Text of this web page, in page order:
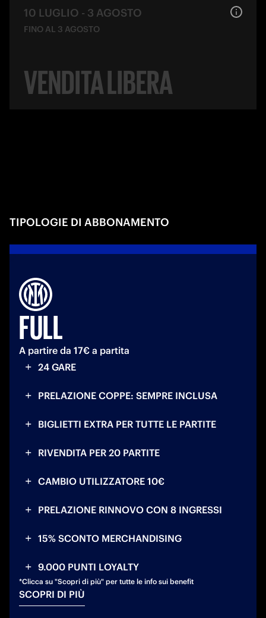
10 LUGLIO - 3 AGOSTO
FINO AL 3 AGOSTO
VENDITA LIBERA
TIPOLOGIE DI ABBONAMENTO
FULL
A partire da 17€ a partita
24 GARE
PRELAZIONE COPPE: SEMPRE INCLUSA
BIGLIETTI EXTRA PER TUTTE LE PARTITE
RIVENDITA PER 20 PARTITE
CAMBIO UTILIZZATORE 10€
PRELAZIONE RINNOVO CON 8 INGRESSI
15% SCONTO MERCHANDISING
9.000 PUNTI LOYALTY
SCOPRI DI PIÙ